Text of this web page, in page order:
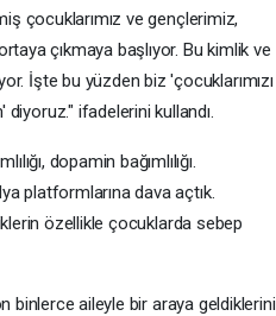
çocuklarımız ve gençlerimiz,
çıkmaya başlıyor. Bu kimlik ve
İşte bu yüzden biz 'çocuklarımızı
ifadelerini kullandı.
dopamin bağımlılığı.
platformlarına dava açtık.
özellikle çocuklarda sebep
binlerce aileyle bir araya geldiklerini